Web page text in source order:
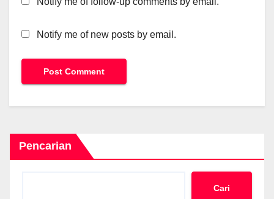
Notify me of new posts by email.
Pencarian
Cari